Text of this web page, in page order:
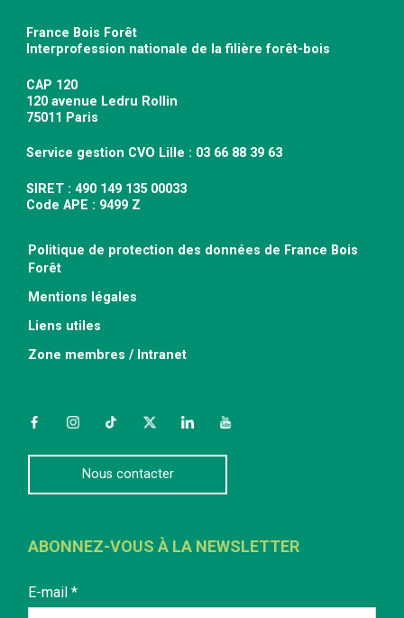
France Bois Forêt
Interprofession nationale de la filière forêt-bois
CAP 120
120 avenue Ledru Rollin
75011 Paris
Service gestion CVO Lille : 03 66 88 39 63
SIRET : 490 149 135 00033
Code APE : 9499 Z
Politique de protection des données de France Bois
Forêt
Mentions légales
Liens utiles
Zone membres / Intranet
FacebookInstagramTikTokTwitterLinkedInYouTube
Nous contacter
ABONNEZ-VOUS À LA NEWSLETTER
E-mail *